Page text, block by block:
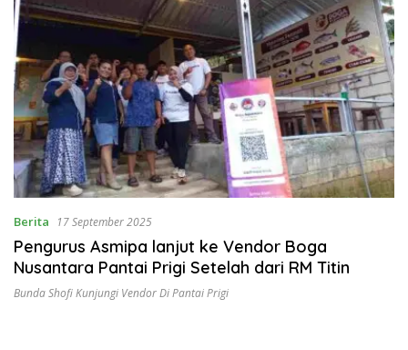
Berita 17 September 2025
Pengurus Asmipa lanjut ke Vendor Boga
Nusantara Pantai Prigi Setelah dari RM Titin
Bunda Shofi Kunjungi Vendor Di Pantai Prigi